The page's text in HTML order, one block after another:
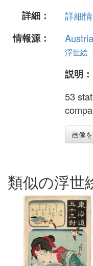
詳細：
詳細
情報源：
浮世絵
説明：
53
画像
類似の浮世